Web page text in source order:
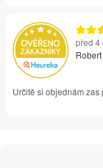
před 4
Robert
Určitě si objednám